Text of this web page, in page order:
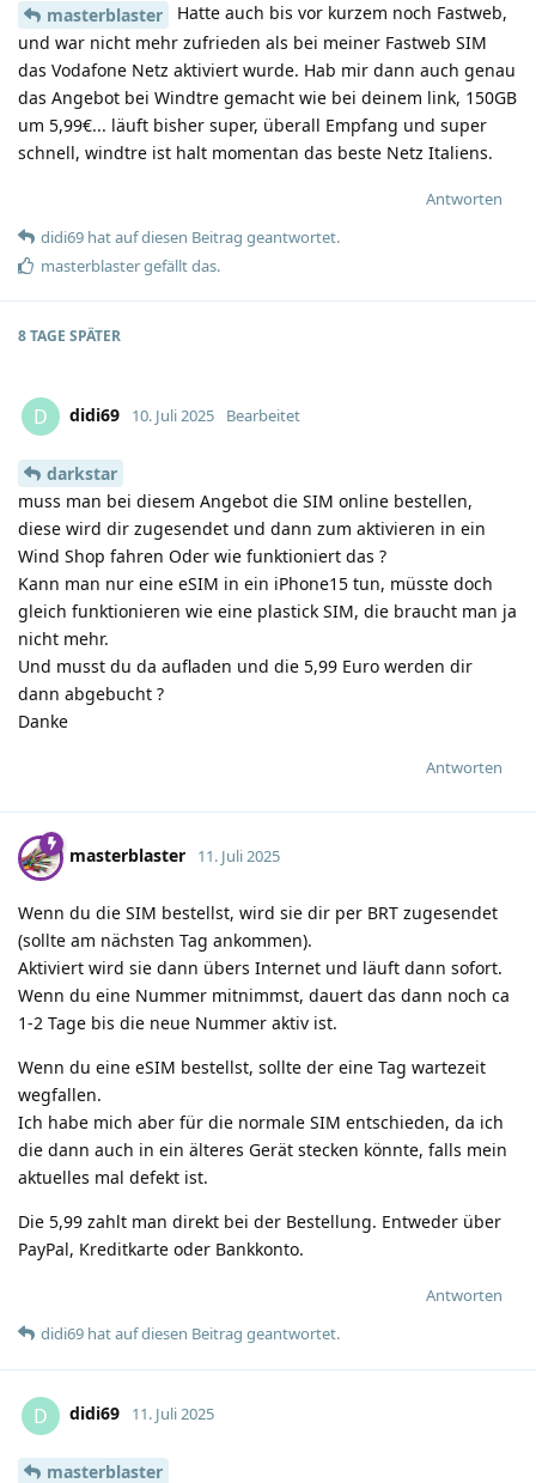
masterblaster
Hatte auch bis vor kurzem noch Fastweb,
und war nicht mehr zufrieden als bei meiner Fastweb SIM
das Vodafone Netz aktiviert wurde. Hab mir dann auch genau
das Angebot bei Windtre gemacht wie bei deinem link, 150GB
um 5,99€... läuft bisher super, überall Empfang und super
schnell, windtre ist halt momentan das beste Netz Italiens.
Antworten
didi69 hatauf diesen Beitrag geantwortet.
masterblastergefällt das.
8 TAGE SPÄTER
D didi69 10. Juli 2025 Bearbeitet
darkstar
muss man bei diesem Angebot die SIM online bestellen,
diese wird dir zugesendet und dann zum aktivieren in ein
Wind Shop fahren Oder wie funktioniert das ?
Kann man nur eine eSIM in ein iPhone15 tun, müsste doch
gleich funktionieren wie eine plastick SIM, die braucht man ja
nicht mehr.
Und musst du da aufladen und die 5,99 Euro werden dir
dann abgebucht ?
Danke
Antworten
masterblaster 11. Juli 2025
Wenn du die SIM bestellst, wird sie dir per BRT zugesendet
(sollte am nächsten Tag ankommen).
Aktiviert wird sie dann übers Internet und läuft dann sofort.
Wenn du eine Nummer mitnimmst, dauert das dann noch ca
1-2 Tage bis die neue Nummer aktiv ist.
Wenn du eine eSIM bestellst, sollte der eine Tag wartezeit
wegfallen.
Ich habe mich aber für die normale SIM entschieden, da ich
die dann auch in ein älteres Gerät stecken könnte, falls mein
aktuelles mal defekt ist.
Die 5,99 zahlt man direkt bei der Bestellung. Entweder über
PayPal, Kreditkarte oder Bankkonto.
Antworten
didi69 hatauf diesen Beitrag geantwortet.
D didi69 11. Juli 2025
masterblaster